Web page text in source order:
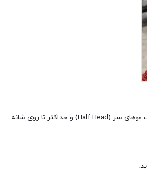
موهای سر (Half Head)
و حداکثر تا روی شانه.